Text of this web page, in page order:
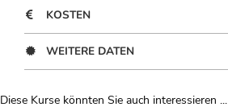
KOSTEN
WEITERE DATEN
Diese Kurse könnten Sie auch interessieren ...